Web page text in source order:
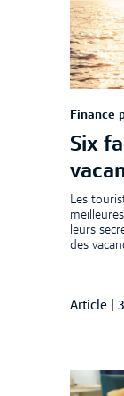
Finance
Six
Les
leurs
des
Article